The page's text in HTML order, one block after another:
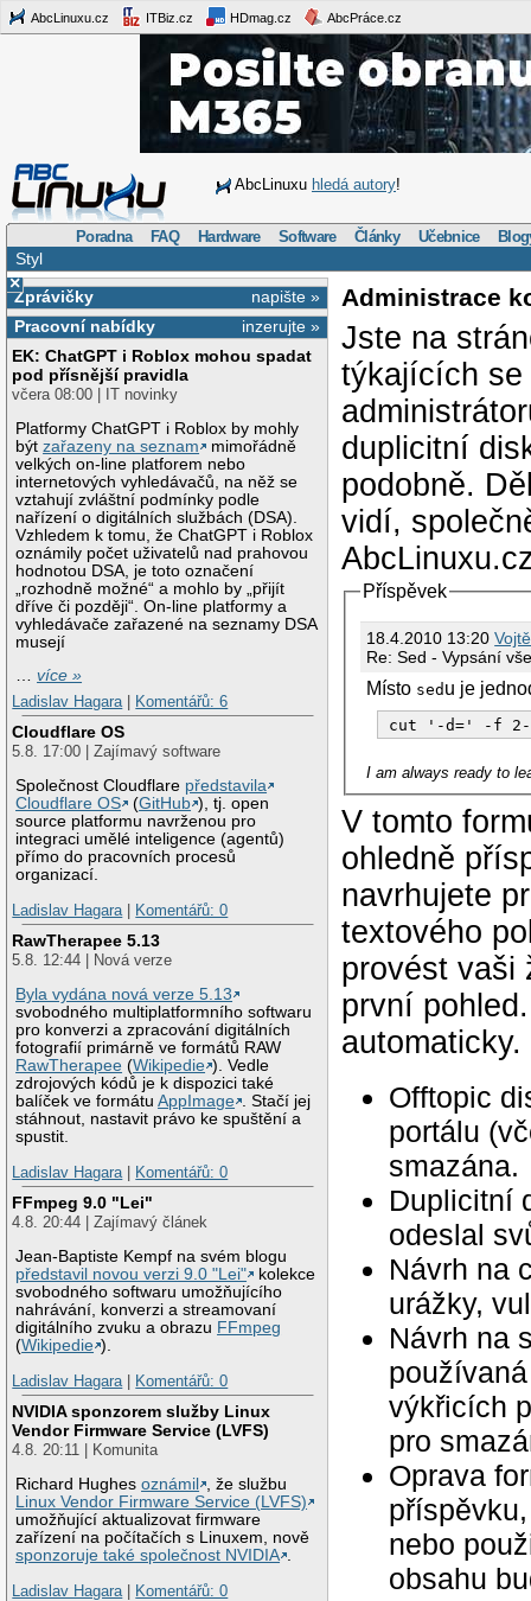
AbcLinuxu.cz ITBiz.cz HDmag.cz AbcPráce.cz
AbcLinuxu hledá autory!
Poradna FAQ Hardware Software Články Učebnice
Styl
×
napište »
Zprávičky
inzerujte »
Pracovní nabídky
EK: ChatGPT i Roblox mohou spadat
pod přísnější pravidla
včera 08:00 | IT novinky
Platformy ChatGPT i Roblox by mohly
býtzařazeny na seznam
mimořádně
velkých on-line platforem nebo
internetových vyhledávačů, na něž se
vztahují zvláštní podmínky podle
nařízení o digitálních službách (DSA).
Vzhledem k tomu, že ChatGPT i Roblox
oznámily počet uživatelů nad prahovou
hodnotou DSA, je toto označení
„rozhodně možné“ a mohlo by „přijít
dříve či později“. On-line platformy a
vyhledávače zařazené na seznamy DSA
musejí
…více »
Ladislav Hagara
Komentářů: 6
Cloudflare OS
5.8. 17:00 | Zajímavý software
Společnost Cloudflare představila
Cloudflare OS
(GitHub ), tj. open
source platformu navrženou pro
integraci umělé inteligence (agentů)
přímo do pracovních procesů
organizací.
Ladislav Hagara
Komentářů: 0
RawTherapee 5.13
5.8. 12:44 | Nová verze
Byla vydána nová verze 5.13
svobodného multiplatformního softwaru
pro konverzi a zpracování digitálních
fotografií primárně ve formátů RAW
RawTherapee (Wikipedie ). Vedle
zdrojových kódů je k dispozici také
balíček ve formátuAppImage . Stačí jej
stáhnout, nastavit právo ke spuštění a
spustit.
Ladislav Hagara
Komentářů: 0
FFmpeg 9.0 "Lei"
4.8. 20:44 | Zajímavý článek
Jean-Baptiste Kempf na svém blogu
představil novou verzi 9.0 "Lei"
kolekce
svobodného softwaru umožňujícího
nahrávání, konverzi a streamovaní
digitálního zvuku a obrazu FFmpeg
(Wikipedie ).
Ladislav Hagara
Komentářů: 0
NVIDIA sponzorem služby Linux
Vendor Firmware Service (LVFS)
4.8. 20:11 | Komunita
Richard Hughesoznámil
, že službu
Linux Vendor Firmware Service (LVFS)
umožňující aktualizovat firmware
zařízení na počítačích s Linuxem, nově
sponzoruje také společnost NVIDIA .
Ladislav Hagara | Komentářů: 0
Administrace
Jste na
týkajících se
duplicitní
podobně.
vidí,
Příspěvek
18.4.2010 13:20
Re: Sed -
Místo sed u je
cut '-d=' -f 2-
I am always ready to
V tomto
ohledně
navrhujete
textového
provést vaši
první
automaticky.
Offtopic
portálu
smazána.
Duplicitní
odeslal
Návrh na
urážky,
Návrh na
výkřicích
pro
Oprava
nebo
obsahu